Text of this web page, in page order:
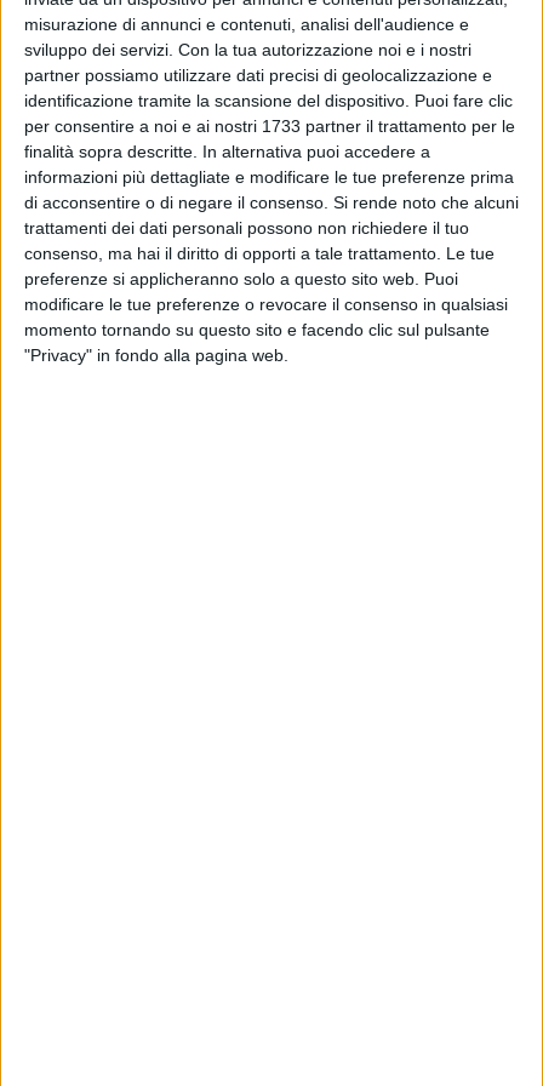
misurazione di annunci e contenuti, analisi dell'audience e
sviluppo dei servizi. Con la tua autorizzazione noi e i nostri
partner possiamo utilizzare dati precisi di geolocalizzazione e
identificazione tramite la scansione del dispositivo. Puoi fare clic
per consentire a noi e ai nostri 1733 partner il trattamento per le
finalità sopra descritte. In alternativa puoi accedere a
informazioni più dettagliate e modificare le tue preferenze prima
di acconsentire o di negare il consenso. Si rende noto che alcuni
trattamenti dei dati personali possono non richiedere il tuo
consenso, ma hai il diritto di opporti a tale trattamento. Le tue
preferenze si applicheranno solo a questo sito web. Puoi
modificare le tue preferenze o revocare il consenso in qualsiasi
momento tornando su questo sito e facendo clic sul pulsante
"Privacy" in fondo alla pagina web.
nevicata del 1956 che si scatenò in tutta Italia, Puglia
compresa.
Dalle cronache dell'epoca si può apprendere che nevicò,
senza soluzione di continuità, dal 2 febbraio (giorno della
candelora) sino alla prima metà del mese successivo, cioè
per circa 40 giorni, situazione unica per le nostre parti e le
temperature scesero tra i 3 e i 7 gradi sotto zero. Ciò fece si
che la neve non si sciogliesse più, indurendosi sino a
diventare vero e proprio marmo. Le abitazioni e le campagne
rimasero senza viveri; coltivazioni e bestiame furono
sterminati dal freddo e gli agricoltori (il numero risultante al
centro nazionale della P.O.A. in Barletta era di 2600 tra